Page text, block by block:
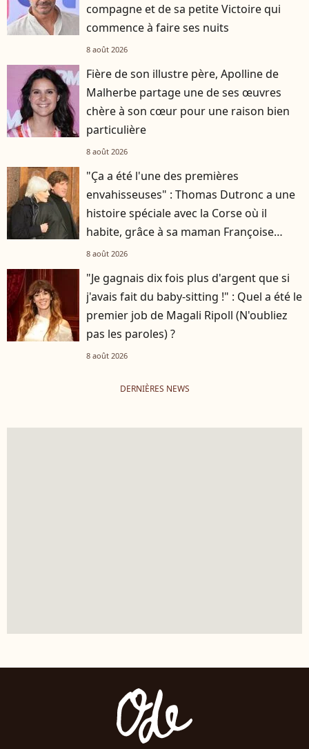
compagne et de sa petite Victoire qui
commence à faire ses nuits
8 août 2026
Fière de son illustre père, Apolline de
Malherbe partage une de ses œuvres
chère à son cœur pour une raison bien
particulière
8 août 2026
"Ça a été l'une des premières
envahisseuses" : Thomas Dutronc a une
histoire spéciale avec la Corse où il
habite, grâce à sa maman Françoise
Hardy
8 août 2026
"Je gagnais dix fois plus d'argent que si
j'avais fait du baby-sitting !" : Quel a été le
premier job de Magali Ripoll (N'oubliez
pas les paroles) ?
8 août 2026
DERNIÈRES NEWS